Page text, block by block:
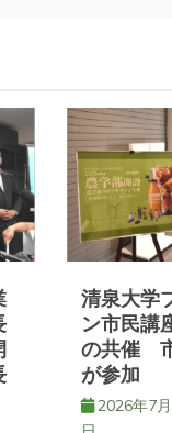
清泉大学
ン市民
の共催
が参加
2026年7